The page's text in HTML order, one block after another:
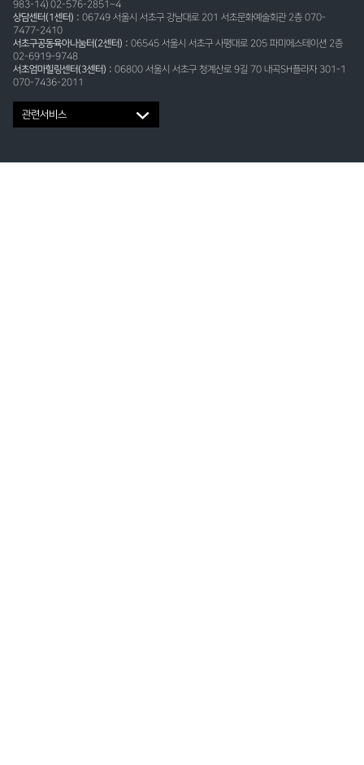
983-14) 02-576-2851~4
상담센터(1센터) : 06749 서울시 서초구 강남대로 201 서초문화예술회관 2층 070-
7477-2410
서초구공동육아나눔터(2센터) : 06545 서울시 서초구 사평대로 205 파미에스테이션 2층
02-6919-9748
서초엄마힐링센터(3센터) : 06800 서울시 서초구 청계산로 9길 70 내곡SH플라자 301-1
070-7436-2011
관련서비스